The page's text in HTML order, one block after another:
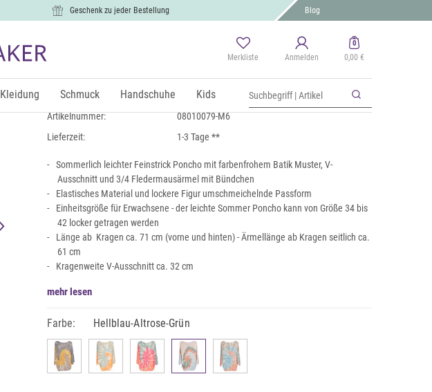
Geschenk zu jeder Bestellung Blog
Merkliste Anmelden
0
0,00 €
Kleidung Schmuck Handschuhe Kids
Leichter Feinstrick Poncho mit Batik Muster
26,99 €
inkl. MwSt., zzgl.Versand
Artikelnummer:
08010079-M6
Lieferzeit:
1-3 Tage **
Sommerlich leichter Feinstrick Poncho mit farbenfrohem Batik Muster, V-
Ausschnitt und 3/4 Fledermausärmel mit Bündchen
Elastisches Material und lockere Figur umschmeichelnde Passform
Einheitsgröße für Erwachsene - der leichte Sommer Poncho kann von Größe 34 bis
42 locker getragen werden
Länge ab Kragen ca. 71 cm (vorne und hinten) - Ärmellänge ab Kragen seitlich ca.
61 cm
Kragenweite V-Ausschnitt ca. 32 cm
mehr lesen
Farbe: Hellblau-Altrose-Grün